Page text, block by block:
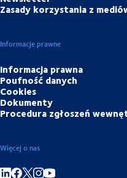
Zasady korzystania z
Informacje prawne
Informacja prawna
Poufność danych
Cookies
Dokumenty
Procedura zgłoszeń
Więcej o nas